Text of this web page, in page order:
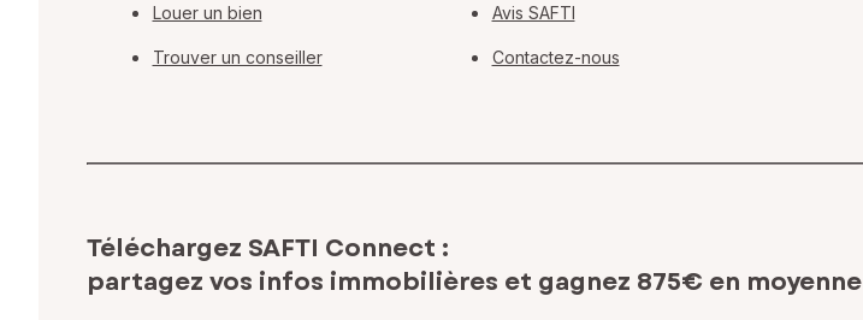
Louer un bien
Trouver un conseiller
Avis SAFTI
Contactez-nous
Téléchargez SAFTI Connect :
partagez vos infos immobilières et gagnez 875€ en moyenne